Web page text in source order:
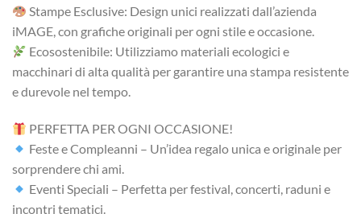
Stampe Esclusive: Design unici realizzati dall’azienda
iMAGE, con grafiche originali per ogni stile e occasione.
Ecosostenibile: Utilizziamo materiali ecologici e
macchinari di alta qualità per garantire una stampa resistente
e durevole nel tempo.
PERFETTA PER OGNI OCCASIONE!
Feste e Compleanni – Un’idea regalo unica e originale per
sorprendere chi ami.
Eventi Speciali – Perfetta per festival, concerti, raduni e
incontri tematici.